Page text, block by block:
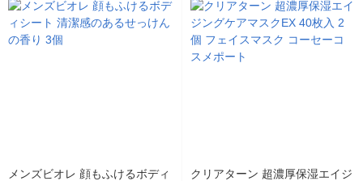
メンズビオレ 顔もふけるボディ
クリアターン 超濃厚保湿エイジ